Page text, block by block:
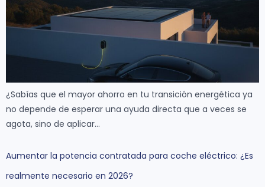
¿Sabías que el mayor ahorro en tu transición energética ya
no depende de esperar una ayuda directa que a veces se
agota, sino de aplicar…
Aumentar la potencia contratada para coche eléctrico: ¿Es
realmente necesario en 2026?